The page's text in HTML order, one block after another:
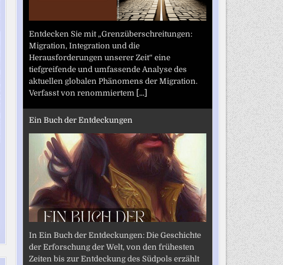
Entdecken Sie mit „Grenzüberschreitungen:
Migration, Integration und die
Herausforderungen unserer Zeit“ eine
tiefgreifende und umfassende Analyse des
aktuellen globalen Phänomens der Migration.
Verfasst von renommiertem [...]
Ein Buch der Entdeckungen
In Ein Buch der Entdeckungen: Die Geschichte
der Erforschung der Welt, von den frühesten
Zeiten bis zur Entdeckung des Südpols erzählt